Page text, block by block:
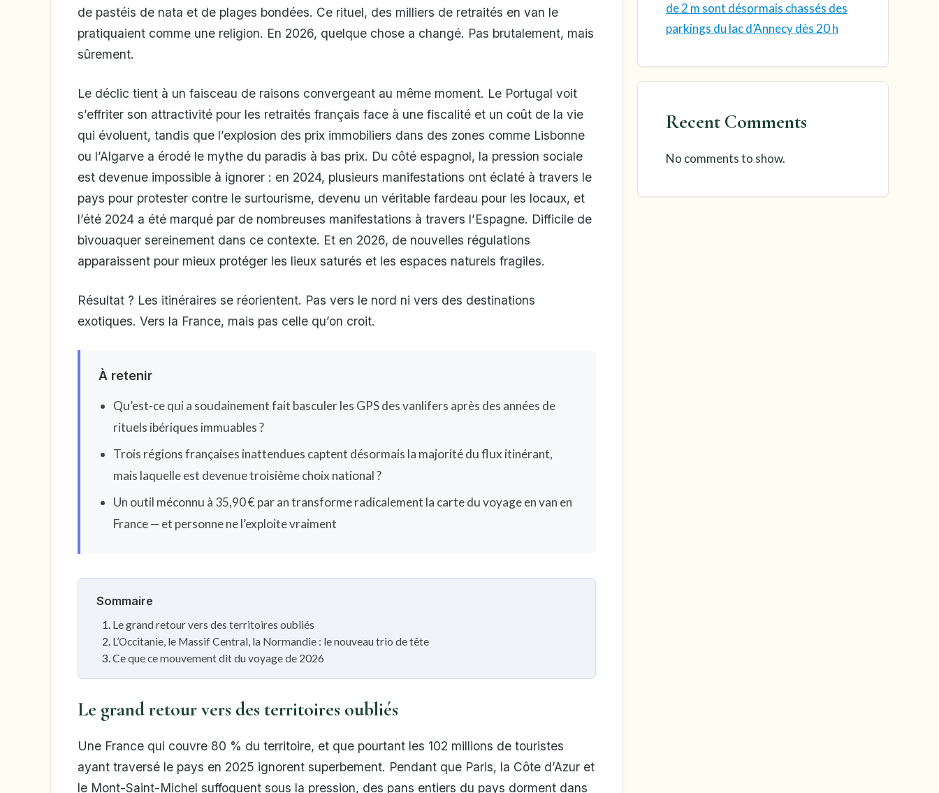
de pastéis de nata et de plages bondées. Ce rituel, des milliers de retraités en van le
pratiquaient comme une religion. En 2026, quelque chose a changé. Pas brutalement, mais
sûrement.
Le déclic tient à un faisceau de raisons convergeant au même moment. Le Portugal voit
s’effriter son attractivité pour les retraités français face à une fiscalité et un coût de la vie
qui évoluent, tandis que l’explosion des prix immobiliers dans des zones comme Lisbonne
ou l’Algarve a érodé le mythe du paradis à bas prix. Du côté espagnol, la pression sociale
est devenue impossible à ignorer : en 2024, plusieurs manifestations ont éclaté à travers le
pays pour protester contre le surtourisme, devenu un véritable fardeau pour les locaux, et
l’été 2024 a été marqué par de nombreuses manifestations à travers l’Espagne. Difficile de
bivouaquer sereinement dans ce contexte. Et en 2026, de nouvelles régulations
apparaissent pour mieux protéger les lieux saturés et les espaces naturels fragiles.
Résultat ? Les itinéraires se réorientent. Pas vers le nord ni vers des destinations
exotiques. Vers la France, mais pas celle qu’on croit.
À retenir
Qu’est-ce qui a soudainement fait basculer les GPS des vanlifers après des années de
rituels ibériques immuables ?
Trois régions françaises inattendues captent désormais la majorité du flux itinérant,
mais laquelle est devenue troisième choix national ?
Un outil méconnu à 35,90 € par an transforme radicalement la carte du voyage en van en
France — et personne ne l’exploite vraiment
Sommaire
Le grand retour vers des territoires oubliés
L’Occitanie, le Massif Central, la Normandie : le nouveau trio de tête
Ce que ce mouvement dit du voyage de 2026
Le grand retour vers des territoires oubliés
Une France qui couvre 80 % du territoire, et que pourtant les 102 millions de touristes
ayant traversé le pays en 2025 ignorent superbement. Pendant que Paris, la Côte d’Azur et
le Mont-Saint-Michel suffoquent sous la pression, des pans entiers du pays dorment dans
de 2 m sont désormais chassés des
parkings du lac d’Annecy dès 20 h
Recent Comments
No comments to show.